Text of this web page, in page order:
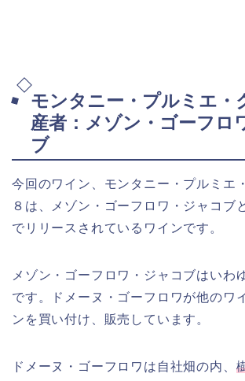
モンタニー・プルミエ・
産者：メゾン・ゴーフロ
ブ
今回のワイン、モンタニー・プルミエ
８は、メゾン・ゴーフロワ・ジャコブ
でリリースされているワインです。
メゾン・ゴーフロワ・ジャコブはいわ
です。ドメーヌ・ゴーフロワが他のワ
ンを買い付け、販売しています。
ドメーヌ・ゴーフロワは自社畑の内、